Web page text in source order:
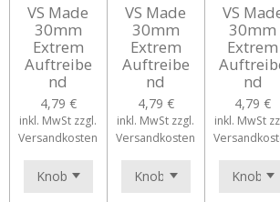
VS Made
30mm
Extrem
Auftreibe
nd
4,79 €
inkl. MwSt zzgl.
Versandkosten
VS Made
30mm
Extrem
Auftreibe
nd
4,79 €
inkl. MwSt zzgl.
Versandkosten
VS
30mm
Extrem
nd
4,79 €
inkl. MwSt